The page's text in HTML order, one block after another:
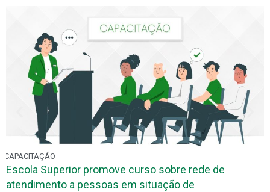
INSCRIÇÕES ABERTAS
4º Encontro da Defensoria Pública vai abordar
inteligência artificial na potencialização do